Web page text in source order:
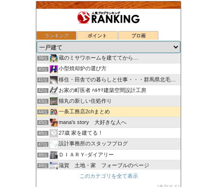
ランキング ポイント ブロ画
37位 注文住宅ってわからないことばかりですが、なにか？in東京
38位 ローコスト住宅（秀光ビルド）で家を建てる
39位 蔵のミサワホームを建ててから…
40位 小型焼却炉の選び方
41位 移住・田舎での暮らしと仕事・・・群馬県北毛みなかみエリア
42位 お家の町医者 ﾊﾙﾔﾏ建築空間設計工房
43位 猫丸の新しい住処作り
44位 一条工務店2chまとめ
45位 mana's story 大好きな人へ
46位 27歳 家を建てる！
47位 設計事務所のスタッフブログ
48位 ＤＩＡＲＹ-ダイアリー
49位 滋賀 土地・家 フォーブルのページ
シバ家ブログ＠注文住宅の金額を公開していきます
このカテゴリを全て表示